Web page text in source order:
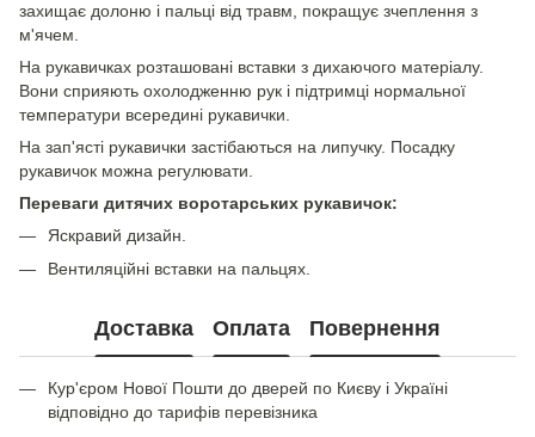
захищає долоню і пальці від травм, покращує зчеплення з
м'ячем.
На рукавичках розташовані вставки з дихаючого матеріалу.
Вони сприяють охолодженню рук і підтримці нормальної
температури всередині рукавички.
На зап'ясті рукавички застібаються на липучку. Посадку
рукавичок можна регулювати.
Переваги дитячих воротарських рукавичок:
Яскравий дизайн.
Вентиляційні вставки на пальцях.
Доставка Оплата Повернення
Кур'єром Нової Пошти до дверей по Києву і Україні
відповідно до тарифів перевізника